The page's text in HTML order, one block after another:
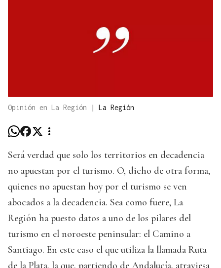
Opinión en La Región | La Región
Será verdad que solo los territorios en decadencia
no apuestan por el turismo. O, dicho de otra forma,
quienes no apuestan hoy por el turismo se ven
abocados a la decadencia. Sea como fuere, La
Región ha puesto datos a uno de los pilares del
turismo en el noroeste peninsular: el Camino a
Santiago. En este caso el que utiliza la llamada Ruta
de la Plata, la que, partiendo de Andalucía, atraviesa